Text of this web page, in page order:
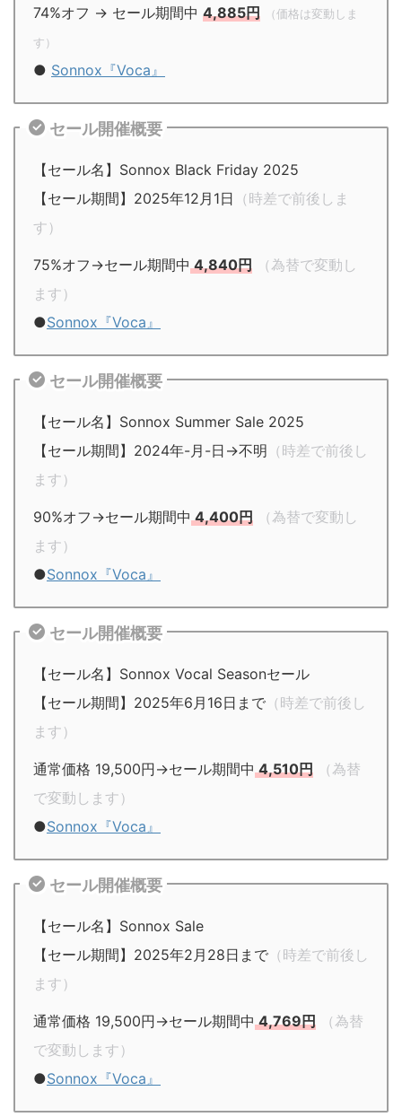
74%オフ → セール期間中 4,885円 （価格は変動しま
す）
● Sonnox『Voca』
セール開催概要
【セール名】Sonnox Black Friday 2025
【セール期間】2025年12月1日 （時差で前後しま
す）
75%オフ→セール期間中4,840円
（為替で変動し
ます）
●Sonnox『Voca』
セール開催概要
【セール名】Sonnox Summer Sale 2025
【セール期間】2024年-月-日→不明 （時差で前後し
ます）
90%オフ→セール期間中4,400円
（為替で変動し
ます）
●Sonnox『Voca』
セール開催概要
【セール名】Sonnox Vocal Seasonセール
【セール期間】2025年6月16日まで （時差で前後し
ます）
通常価格 19,500円→セール期間中4,510円
（為替
で変動します）
●Sonnox『Voca』
セール開催概要
【セール名】Sonnox Sale
【セール期間】2025年2月28日まで （時差で前後し
ます）
通常価格 19,500円→セール期間中4,769円
（為替
で変動します）
●Sonnox『Voca』